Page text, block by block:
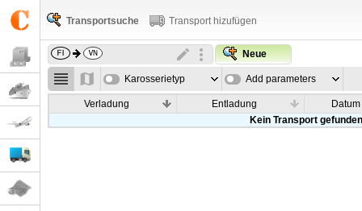
Transportsuche Transport hizufügen
Neue
Karosserietyp Add parameters
Verladung Entladung
Datum
Kein Transport